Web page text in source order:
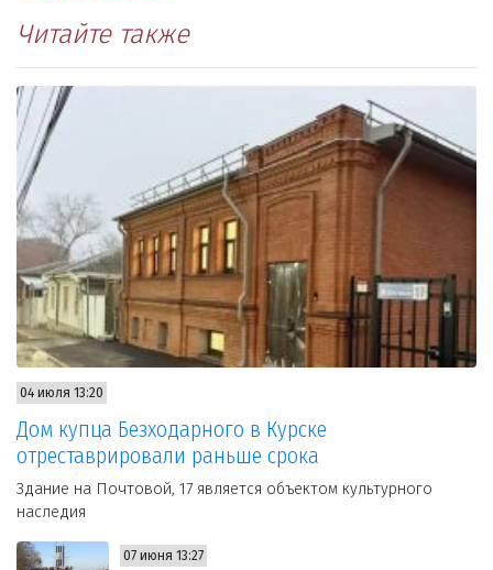
Читайте также
04 июля 13:20
Дом купца Безходарного в Курске
отреставрировали раньше срока
Здание на Почтовой, 17 является объектом культурного
наследия
07 июня 13:27